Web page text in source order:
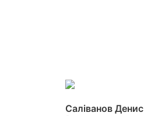
Саліванов Денис